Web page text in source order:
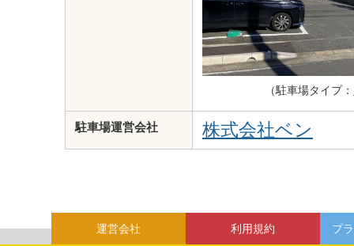
（駐車場タイプ：
駐車場運営会社 株式会社ベン
運営会社 利用規約 プ